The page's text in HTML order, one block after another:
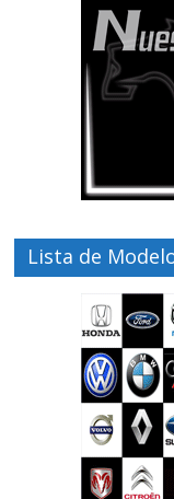
Lista de